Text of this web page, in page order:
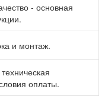
- основная
и монтаж.
оплаты.